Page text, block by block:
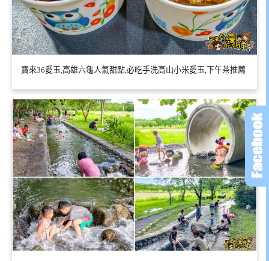
寶來36愛玉,高雄六龜人氣甜點,必吃手洗高山小米愛玉,下午茶推薦